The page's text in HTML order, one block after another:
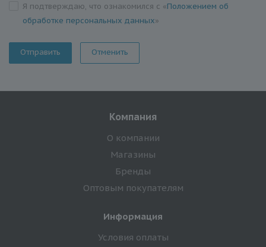
Я подтверждаю, что ознакомился с «Положением об
обработке персональных данных»
Отменить
Компания
О компании
Магазины
Бренды
Оптовым покупателям
Информация
Условия оплаты